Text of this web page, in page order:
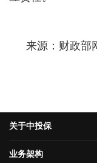
来源：财政部
关于中投保
业务架构